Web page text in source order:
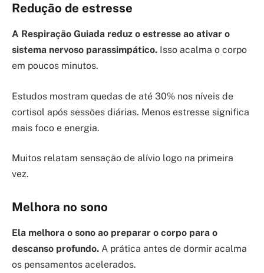
Redução de estresse
A Respiração Guiada reduz o estresse ao ativar o
sistema nervoso parassimpático. Isso acalma o corpo
em poucos minutos.
Estudos mostram quedas de até 30% nos níveis de
cortisol após sessões diárias. Menos estresse significa
mais foco e energia.
Muitos relatam sensação de alívio logo na primeira
vez.
Melhora no sono
Ela melhora o sono ao preparar o corpo para o
descanso profundo. A prática antes de dormir acalma
os pensamentos acelerados.